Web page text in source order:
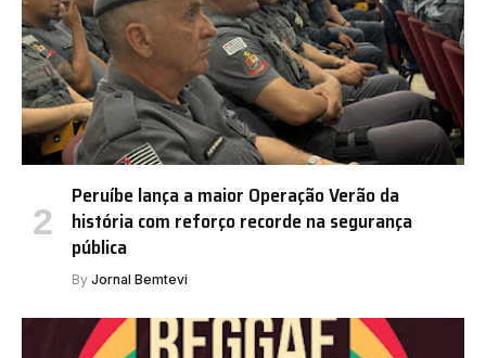
Peruíbe lança a maior Operação Verão da
história com reforço recorde na segurança
pública
By Jornal Bemtevi